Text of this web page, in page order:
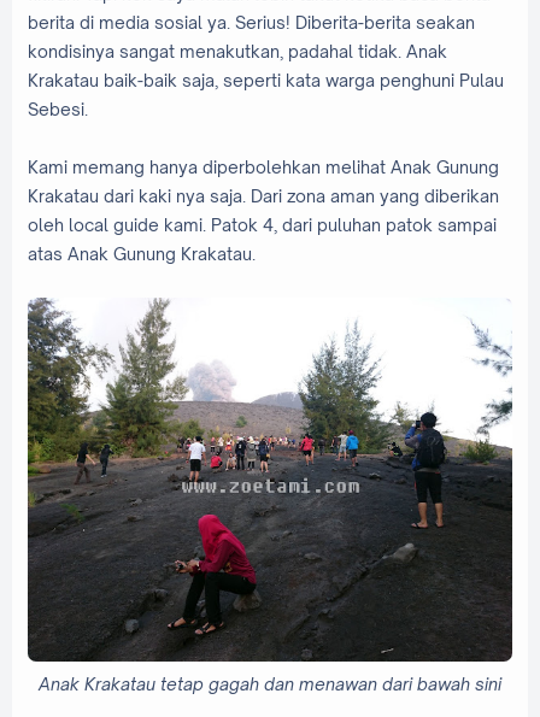
berita di media sosial ya. Serius! Diberita-berita seakan
kondisinya sangat menakutkan, padahal tidak. Anak
Krakatau baik-baik saja, seperti kata warga penghuni Pulau
Sebesi.
Kami memang hanya diperbolehkan melihat Anak Gunung
Krakatau dari kaki nya saja. Dari zona aman yang diberikan
oleh local guide kami. Patok 4, dari puluhan patok sampai
atas Anak Gunung Krakatau.
Anak Krakatau tetap gagah dan menawan dari bawah sini